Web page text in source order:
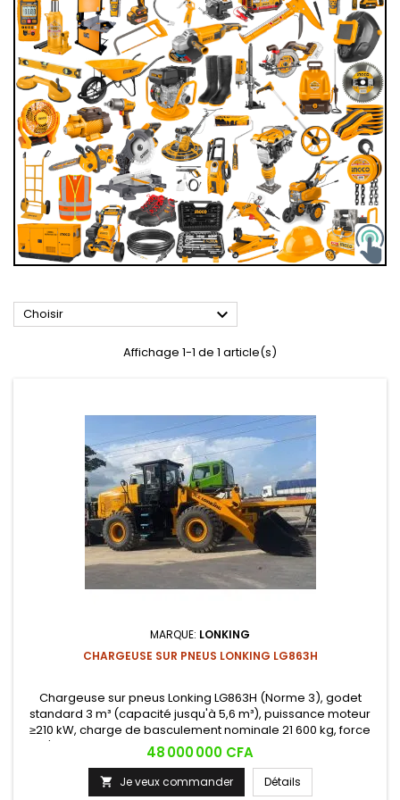
Choisir 
Affichage 1-1 de 1 article(s)
MARQUE: LONKING
CHARGEUSE SUR PNEUS LONKING LG863H
Chargeuse sur pneus Lonking LG863H (Norme 3), godet
standard 3 m³ (capacité jusqu'à 5,6 m³), puissance moteur
≥210 kW, charge de basculement nominale 21 600 kg, force
d'arrachement 200,5 kN, transmission convertisseur de
couple + Powershift, pneus 26.5-25. Engin robuste et
performant pour chantiers intensifs.
Prix
48 000 000 CFA
 Je veux commander Détails